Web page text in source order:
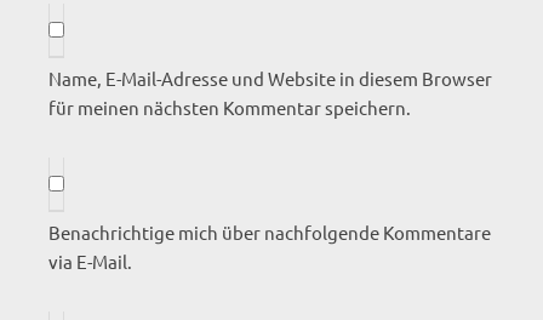
Name, E-Mail-Adresse und Website in diesem Browser
für meinen nächsten Kommentar speichern.
Benachrichtige mich über nachfolgende Kommentare
via E-Mail.